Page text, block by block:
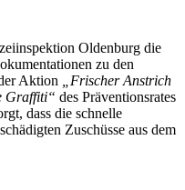
Oldenburg die
zu den
Aktion
„Frischer Anstrich
Graffiti“ des Präventionsrates
dass die schnelle
Zuschüsse aus dem